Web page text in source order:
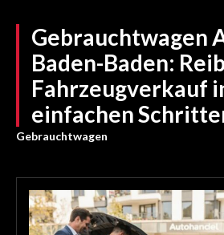
Gebrauchtwagen
Baden-Baden:
Fahrzeugverkauf
einfachen
Gebrauchtwagen